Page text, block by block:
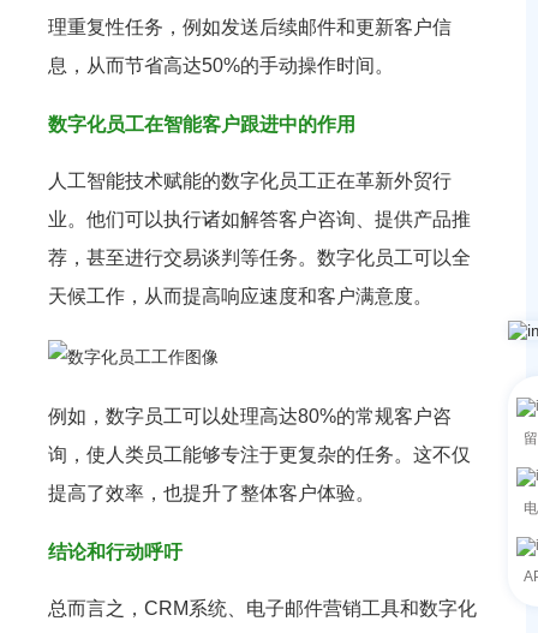
理重复性任务，例如发送后续邮件和更新客户信
息，从而节省高达50%的手动操作时间。
数字化员工在智能客户跟进中的作用
人工智能技术赋能的数字化员工正在革新外贸行
业。他们可以执行诸如解答客户咨询、提供产品推
荐，甚至进行交易谈判等任务。数字化员工可以全
天候工作，从而提高响应速度和客户满意度。
例如，数字员工可以处理高达80%的常规客户咨
询，使人类员工能够专注于更复杂的任务。这不仅
提高了效率，也提升了整体客户体验。
结论和行动呼吁
总而言之，CRM系统、电子邮件营销工具和数字化